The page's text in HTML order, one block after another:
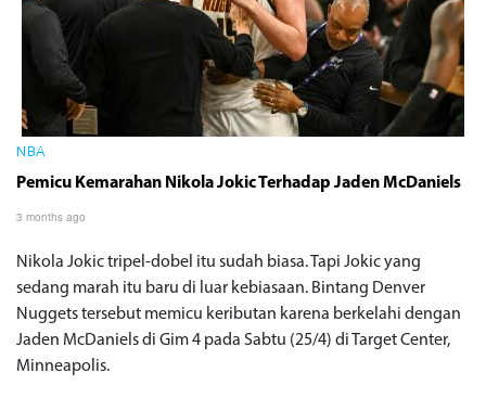
NBA
Pemicu Kemarahan Nikola Jokic Terhadap Jaden McDaniels
3 months ago
Nikola Jokic tripel-dobel itu sudah biasa. Tapi Jokic yang
sedang marah itu baru di luar kebiasaan. Bintang Denver
Nuggets tersebut memicu keributan karena berkelahi dengan
Jaden McDaniels di Gim 4 pada Sabtu (25/4) di Target Center,
Minneapolis.